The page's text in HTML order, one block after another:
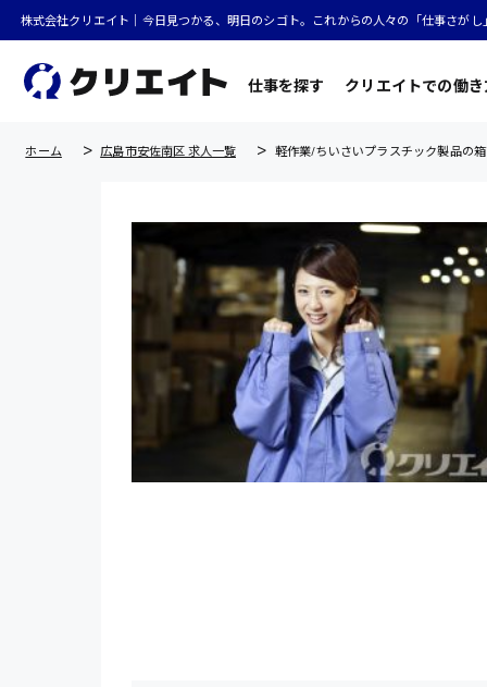
株式会社クリエイト｜今日見つかる、明日のシゴト。これからの人々の「仕事さがし
仕事を探す クリエイトでの働き
ホーム 広島市安佐南区 求人一覧 軽作業/ちいさいプラスチック製品の